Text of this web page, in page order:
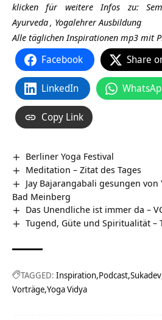
klicken für weitere Infos zu:
Ayurveda, Yogalehrer Ausbildung
Alle täglichen Inspirationen mp3 mit
Facebook Share
LinkedIn
Copy Link
Berliner Yoga Festival
Meditation – Zitat des Tages
Jay Bajarangabali gesungen
Bad Meinberg
Das Unendliche ist immer da –
Tugend, Güte und Spiritualität –
TAGGED: Inspiration Podcast Sukadev
Vorträge Yoga Vidya